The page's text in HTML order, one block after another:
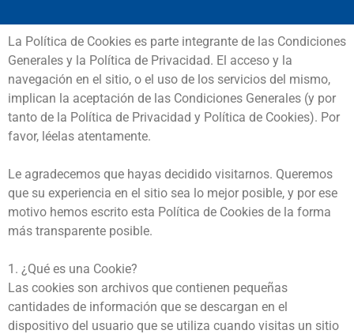
La Política de Cookies es parte integrante de las Condiciones
Generales y la Política de Privacidad. El acceso y la
navegación en el sitio, o el uso de los servicios del mismo,
implican la aceptación de las Condiciones Generales (y por
tanto de la Política de Privacidad y Política de Cookies). Por
favor, léelas atentamente.
Le agradecemos que hayas decidido visitarnos. Queremos
que su experiencia en el sitio sea lo mejor posible, y por ese
motivo hemos escrito esta Política de Cookies de la forma
más transparente posible.
1. ¿Qué es una Cookie?
Las cookies son archivos que contienen pequeñas
cantidades de información que se descargan en el
dispositivo del usuario que se utiliza cuando visitas un sitio